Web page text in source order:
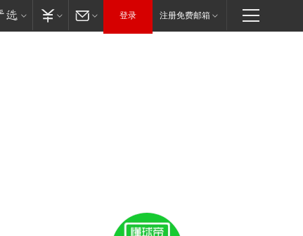
登录 注册免费邮箱